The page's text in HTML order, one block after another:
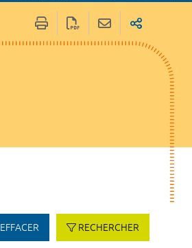
EFFACER RECHERCHER